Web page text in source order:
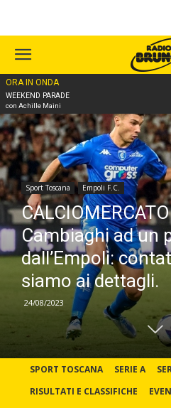
ORA IN ONDA
WEEKEND PARADE
con Achille Maini
Home
Sport Toscana Empoli F.C.
Cambiaghi ad un
dall’Empoli:
siamo ai dettagli.
24/08/2023
SPORT TOSCANA SERIE A
RISULTATI E CLASSIFICHE